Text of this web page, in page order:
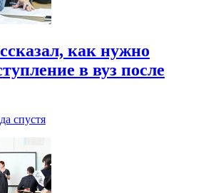
как нужно
в вуз после
спустя